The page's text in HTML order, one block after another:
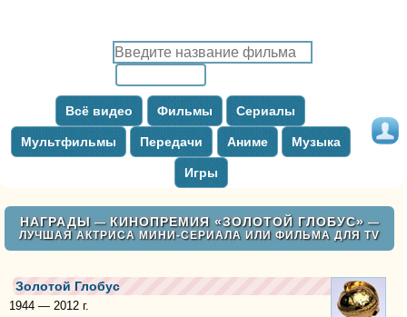
Всё видео Фильмы Сериалы
Мультфильмы Передачи Аниме Музыка
Игры
НАГРАДЫ — КИНОПРЕМИЯ «ЗОЛОТОЙ ГЛОБУС»—
ЛУЧШАЯ АКТРИСА МИНИ-СЕРИАЛА ИЛИ ФИЛЬМА ДЛЯ TV
Золотой Глобус
1944 — 2012 г.